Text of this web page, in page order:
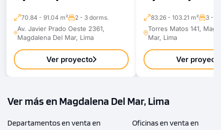
70.84 - 91.04 m² 2 - 3 dorms.
Av. Javier Prado Oeste 2361,
Magdalena Del Mar, Lima
Ver proyecto
83.26 - 103.21 m² 3 - 3
Torres Matos 141,
Mar, Lima
Ver
Ver más en Magdalena Del Mar, Lima
Departamentos en venta en
Oficinas en venta en